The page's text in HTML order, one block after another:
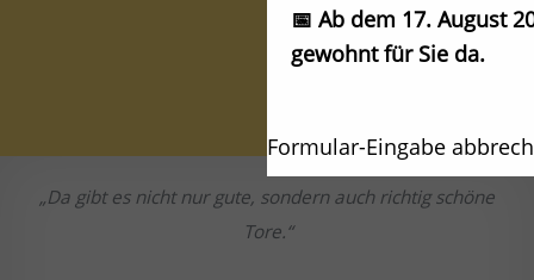
Da gibt es nicht nur gute, sondern auch richtig schöne
Tore.
📅 Ab dem 17. August
gewohnt für Sie da.
Formular-Eingabe